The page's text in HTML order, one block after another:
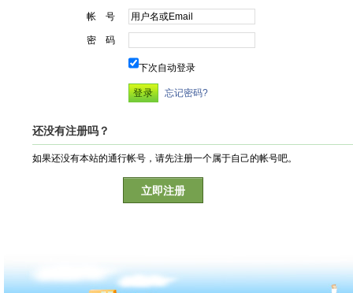
帐 号
密 码
下次自动登录
忘记密码?
还没有注册吗？
如果还没有本站的通行帐号，请先注册一个属于自己的帐号吧。
立即注册